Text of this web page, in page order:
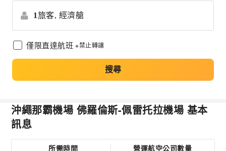
1旅客, 經濟艙
僅限直達航班 ※禁止轉讓
搜尋
沖繩那霸機場 佛羅倫斯-佩雷托拉機場 基本
訊息
所需時間
營運航空公司數量